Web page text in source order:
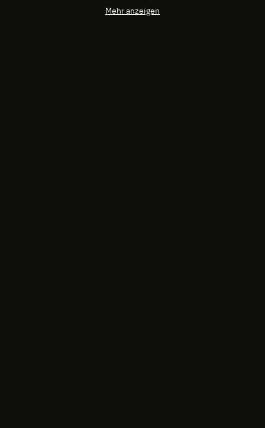
Mehr anzeigen